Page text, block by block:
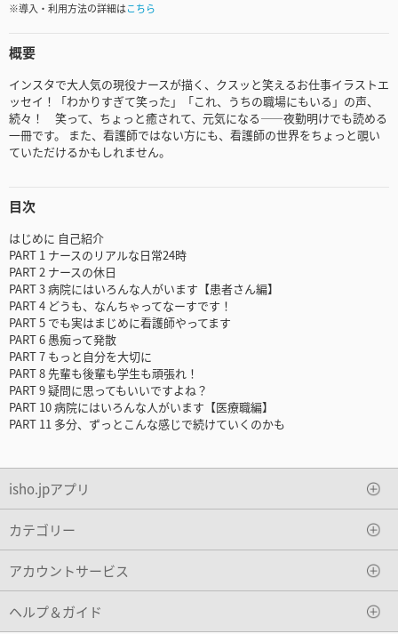
※導入・利用方法の詳細はこちら
概要
インスタで大人気の現役ナースが描く、クスッと笑えるお仕事イラストエ
ッセイ！「わかりすぎて笑った」「これ、うちの職場にもいる」の声、
続々！ 笑って、ちょっと癒されて、元気になる――夜勤明けでも読める
一冊です。 また、看護師ではない方にも、看護師の世界をちょっと覗い
ていただけるかもしれません。
目次
はじめに 自己紹介
PART 1 ナースのリアルな日常24時
PART 2 ナースの休日
PART 3 病院にはいろんな人がいます【患者さん編】
PART 4 どうも、なんちゃってなーすです！
PART 5 でも実はまじめに看護師やってます
PART 6 愚痴って発散
PART 7 もっと自分を大切に
PART 8 先輩も後輩も学生も頑張れ！
PART 9 疑問に思ってもいいですよね？
PART 10 病院にはいろんな人がいます【医療職編】
PART 11 多分、ずっとこんな感じで続けていくのかも
isho.jpアプリ
カテゴリー
アカウントサービス
ヘルプ＆ガイド